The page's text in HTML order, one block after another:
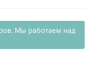
Мы работаем над